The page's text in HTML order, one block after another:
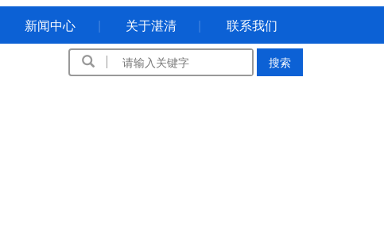
新闻中心 关于湛清 联系我们
搜索